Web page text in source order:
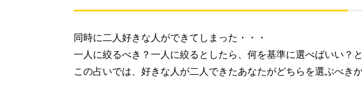
同時に二人好きな人ができてしまった・・・
一人に絞るべき？一人に絞るとしたら、何を基準に選べばいい？
この占いでは、好きな人が二人できたあなたがどちらを選ぶべき